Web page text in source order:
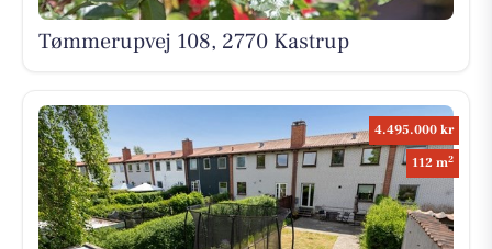
Tømmerupvej 108, 2770 Kastrup
4.495.000 kr
112 m2